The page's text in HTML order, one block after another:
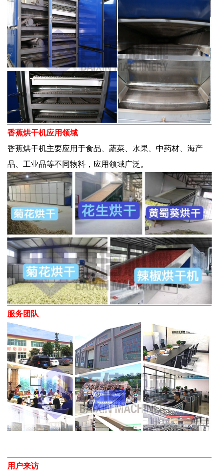
香蕉烘干机应用领域
香蕉烘干机主要应用于食品、蔬菜、水果、中药材、海产
品、工业品等不同物料，应用领域广泛。
服务团队
用户来访